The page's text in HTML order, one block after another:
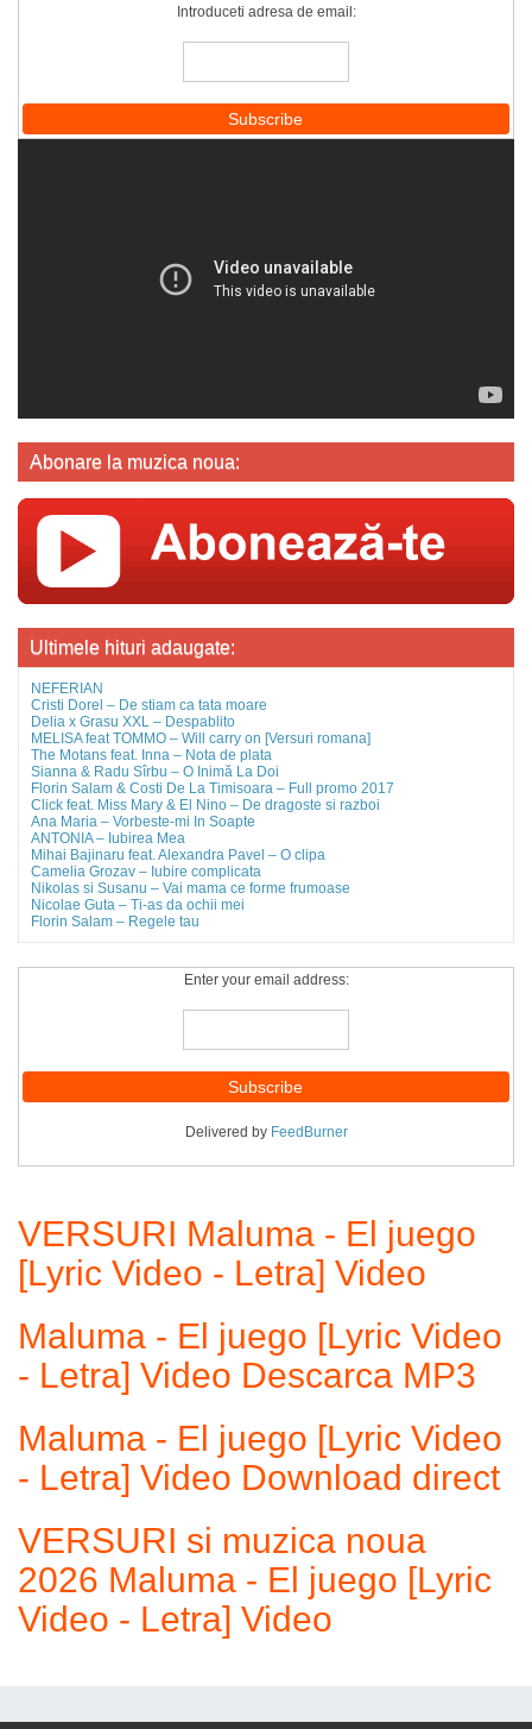
Introduceti adresa de email:
Abonare la muzica noua:
Ultimele hituri adaugate:
NEFERIAN
Cristi Dorel – De stiam ca tata moare
Delia x Grasu XXL – Despablito
MELISA feat TOMMO – Will carry on [Versuri romana]
The Motans feat. Inna – Nota de plata
Sianna & Radu Sîrbu – O Inimă La Doi
Florin Salam & Costi De La Timisoara – Full promo 2017
Click feat. Miss Mary & El Nino – De dragoste si razboi
Ana Maria – Vorbeste-mi In Soapte
ANTONIA – Iubirea Mea
Mihai Bajinaru feat. Alexandra Pavel – O clipa
Camelia Grozav – Iubire complicata
Nikolas si Susanu – Vai mama ce forme frumoase
Nicolae Guta – Ti-as da ochii mei
Florin Salam – Regele tau
Enter your email address:
Delivered by FeedBurner
VERSURI Maluma - El juego
[Lyric Video - Letra] Video
Maluma - El juego [Lyric Video
- Letra] Video Descarca MP3
Maluma - El juego [Lyric Video
- Letra] Video Download direct
VERSURI si muzica noua
2026 Maluma - El juego [Lyric
Video - Letra] Video